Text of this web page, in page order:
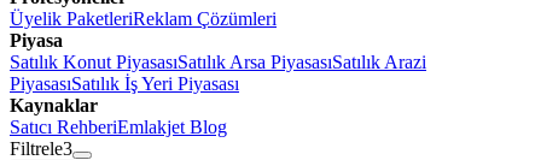
Üyelik PaketleriReklam Çözümleri
Piyasa
Satılık Konut PiyasasıSatılık Arsa PiyasasıSatılık Arazi
PiyasasıSatılık İş Yeri Piyasası
Kaynaklar
Satıcı RehberiEmlakjet Blog
Filtrele3